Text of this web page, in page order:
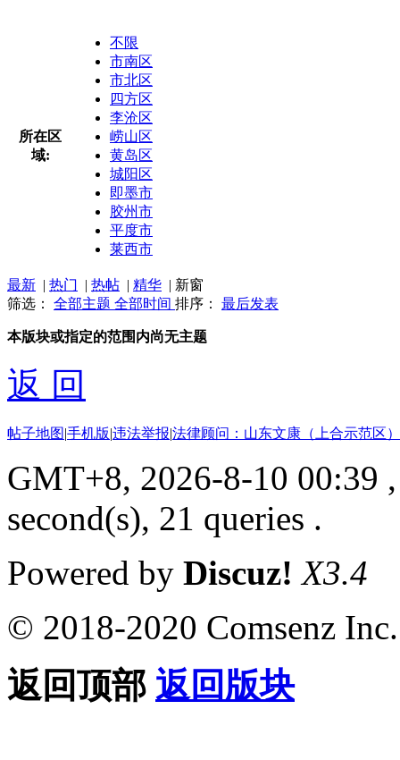
所在区
域:
不限
市南区
市北区
四方区
李沧区
崂山区
黄岛区
城阳区
即墨市
胶州市
平度市
莱西市
最新 | 热门 | 热帖 | 精华 | 新窗
筛选： 全部主题 全部时间 排序： 最后发表
本版块或指定的范围内尚无主题
返 回
帖子地图|手机版|违法举报|法律顾问：山东文康（上合示范区
GMT+8, 2026-8-10 00:39
second(s), 21 queries .
Powered by Discuz! X3.4
© 2018-2020 Comsenz Inc.
返回顶部 返回版块